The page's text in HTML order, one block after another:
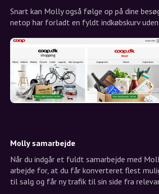
Snart kan Molly også følge op på dine
netop har forladt en fyldt indkøbskurv
Molly samarbejde
Når du indgår et fuldt samarbejde med
arbejde for, at du får konverteret flest
til salg og får ny trafik til sin side fra